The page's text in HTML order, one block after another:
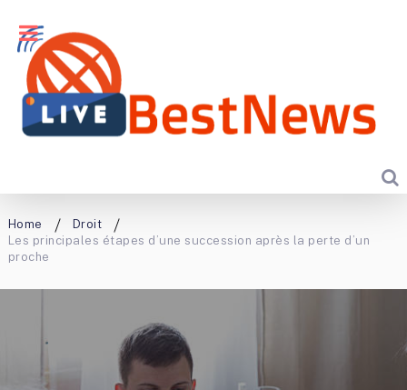
Home
Droit
Les principales étapes d’une succession après la perte d’un
proche